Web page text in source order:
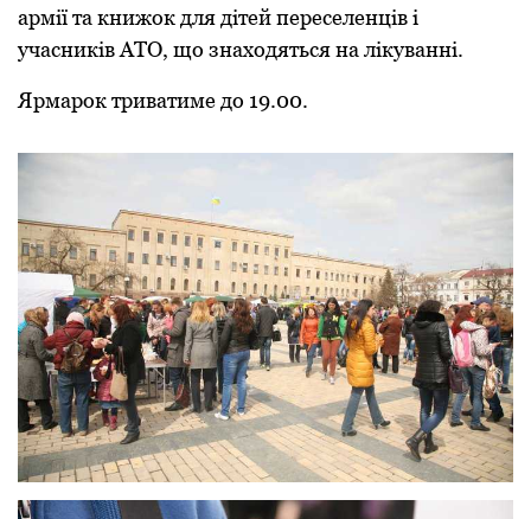
армії та книжок для дітей переселенців і
учасників АТО, що знаходяться на лікуванні.
Ярмарок триватиме до 19.00.